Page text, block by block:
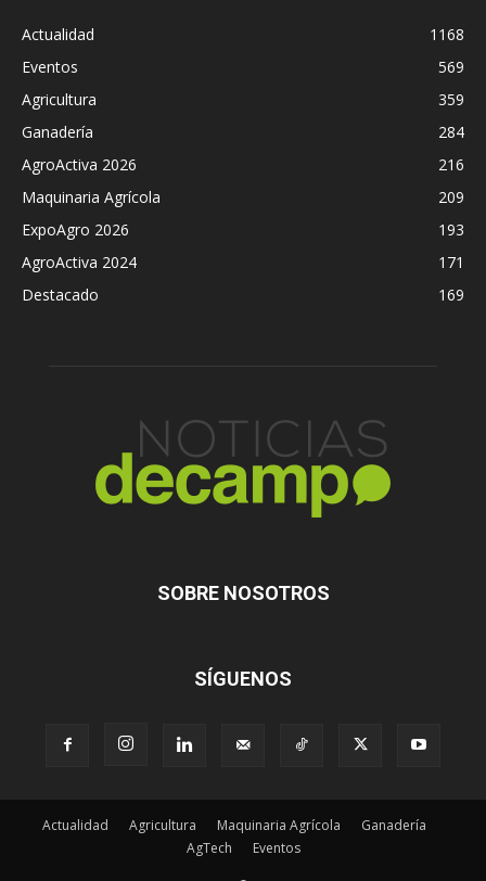
Actualidad
1168
Eventos
569
Agricultura
359
Ganadería
284
AgroActiva 2026
216
Maquinaria Agrícola
209
ExpoAgro 2026
193
AgroActiva 2024
171
Destacado
169
SOBRE NOSOTROS
SÍGUENOS
Actualidad Agricultura Maquinaria Agrícola
Ganadería
AgTech
Eventos